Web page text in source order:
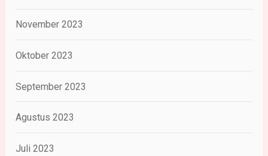
November 2023
Oktober 2023
September 2023
Agustus 2023
Juli 2023